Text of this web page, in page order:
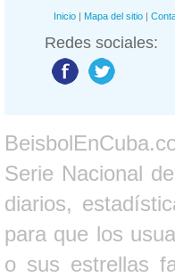
Inicio | Mapa del sitio |
Redes sociales:
Serie Nacional
diarios,
para que los
o sus estrellas